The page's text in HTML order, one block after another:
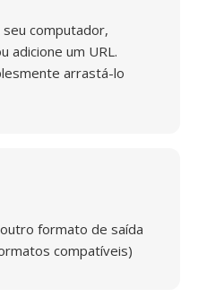
computador,
adicione um URL.
arrastá-lo
formato de saída
compatíveis)